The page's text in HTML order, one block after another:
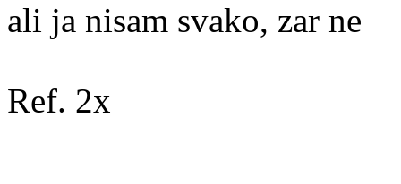
ali ja nisam svako, zar ne
Ref. 2x